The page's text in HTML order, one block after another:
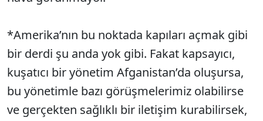
*Amerika’nın bu noktada kapıları açmak gibi
bir derdi şu anda yok gibi. Fakat kapsayıcı,
kuşatıcı bir yönetim Afganistan’da oluşursa,
bu yönetimle bazı görüşmelerimiz olabilirse
ve gerçekten sağlıklı bir iletişim kurabilirsek,